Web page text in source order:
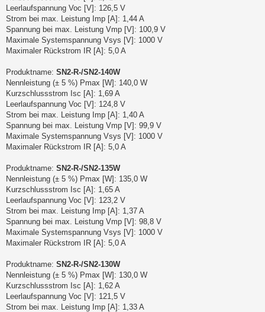
Leerlaufspannung Voc [V]: 126,5 V
Strom bei max. Leistung Imp [A]: 1,44 A
Spannung bei max. Leistung Vmp [V]: 100,9 V
Maximale Systemspannung Vsys [V]: 1000 V
Maximaler Rückstrom IR [A]: 5,0 A
Produktname: SN2-R-/SN2-140W
Nennleistung (± 5 %) Pmax [W]: 140,0 W
Kurzschlussstrom Isc [A]: 1,69 A
Leerlaufspannung Voc [V]: 124,8 V
Strom bei max. Leistung Imp [A]: 1,40 A
Spannung bei max. Leistung Vmp [V]: 99,9 V
Maximale Systemspannung Vsys [V]: 1000 V
Maximaler Rückstrom IR [A]: 5,0 A
Produktname: SN2-R-/SN2-135W
Nennleistung (± 5 %) Pmax [W]: 135,0 W
Kurzschlussstrom Isc [A]: 1,65 A
Leerlaufspannung Voc [V]: 123,2 V
Strom bei max. Leistung Imp [A]: 1,37 A
Spannung bei max. Leistung Vmp [V]: 98,8 V
Maximale Systemspannung Vsys [V]: 1000 V
Maximaler Rückstrom IR [A]: 5,0 A
Produktname: SN2-R-/SN2-130W
Nennleistung (± 5 %) Pmax [W]: 130,0 W
Kurzschlussstrom Isc [A]: 1,62 A
Leerlaufspannung Voc [V]: 121,5 V
Strom bei max. Leistung Imp [A]: 1,33 A